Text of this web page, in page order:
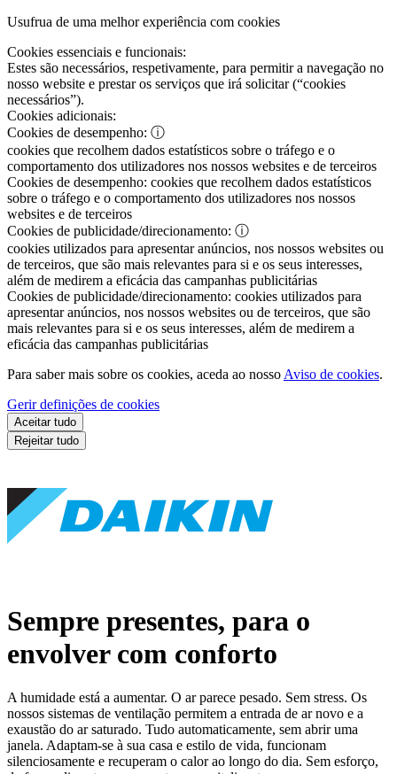
Usufrua de uma melhor experiência com cookies
Cookies essenciais e funcionais:
Estes são necessários, respetivamente, para permitir a navegação no
nosso website e prestar os serviços que irá solicitar (“cookies
necessários”).
Cookies adicionais:
Cookies de desempenho: ⓘ
cookies que recolhem dados estatísticos sobre o tráfego e o
comportamento dos utilizadores nos nossos websites e de terceiros
Cookies de desempenho: cookies que recolhem dados estatísticos
sobre o tráfego e o comportamento dos utilizadores nos nossos
websites e de terceiros
Cookies de publicidade/direcionamento: ⓘ
cookies utilizados para apresentar anúncios, nos nossos websites ou
de terceiros, que são mais relevantes para si e os seus interesses,
além de medirem a eficácia das campanhas publicitárias
Cookies de publicidade/direcionamento: cookies utilizados para
apresentar anúncios, nos nossos websites ou de terceiros, que são
mais relevantes para si e os seus interesses, além de medirem a
eficácia das campanhas publicitárias
Para saber mais sobre os cookies, aceda ao nosso Aviso de cookies.
Gerir definições de cookies
Aceitar tudo
Rejeitar tudo
Sempre presentes, para o
envolver com conforto
A humidade está a aumentar. O ar parece pesado. Sem stress. Os
nossos sistemas de ventilação permitem a entrada de ar novo e a
exaustão do ar saturado. Tudo automaticamente, sem abrir uma
janela. Adaptam-se à sua casa e estilo de vida, funcionam
silenciosamente e recuperam o calor ao longo do dia. Sem esforço,